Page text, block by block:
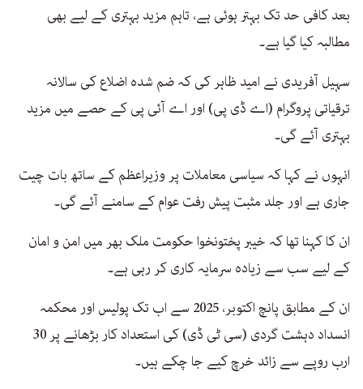
بعد کافی حد تک بہتر ہوئی ہے، تاہم مزید بہتری کے لیے بھی
مطالبہ کیا گیا ہے۔
سہیل آفریدی نے امید ظاہر کی کہ ضم شدہ اضلاع کی سالانہ
ترقیاتی پروگرام (اے ڈی پی) اور اے آئی پی کے حصے میں مزید
بہتری آئے گی۔
انہوں نے کہا کہ سیاسی معاملات پر وزیراعظم کے ساتھ بات چیت
جاری ہے اور جلد مثبت پیش رفت عوام کے سامنے آئے گی۔
ان کا کہنا تھا کہ خیبر پختونخوا حکومت ملک بھر میں امن و امان
کے لیے سب سے زیادہ سرمایہ کاری کر رہی ہے۔
ان کے مطابق پانچ اکتوبر، 2025 سے اب تک پولیس اور محکمہ
انسداد دہشت گردی (سی ٹی ڈی) کی استعداد کار بڑھانے پر 30
ارب روپے سے زائد خرچ کیے جا چکے ہیں۔